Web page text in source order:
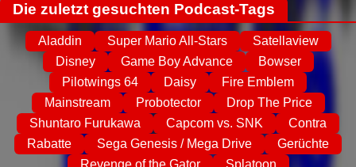
Die zuletzt gesuchten Podcast-Tags
Aladdin Super Mario All-Stars
Satellaview
Disney
Game Boy Advance
Bowser
Pilotwings 64
Daisy
Fire Emblem
Mainstream
Probotector
Drop The Price
Shuntaro Furukawa
Capcom vs. SNK
Contra
Rabatte
Sega Genesis / Mega Drive
Gerüchte
Revenge of the Gator
Splatoon